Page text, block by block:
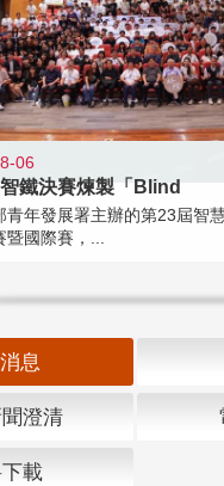
06
鐵決賽煉製「Blind
青年發展署主辦的第23屆智
暨國際賽，...
息
澄清
載